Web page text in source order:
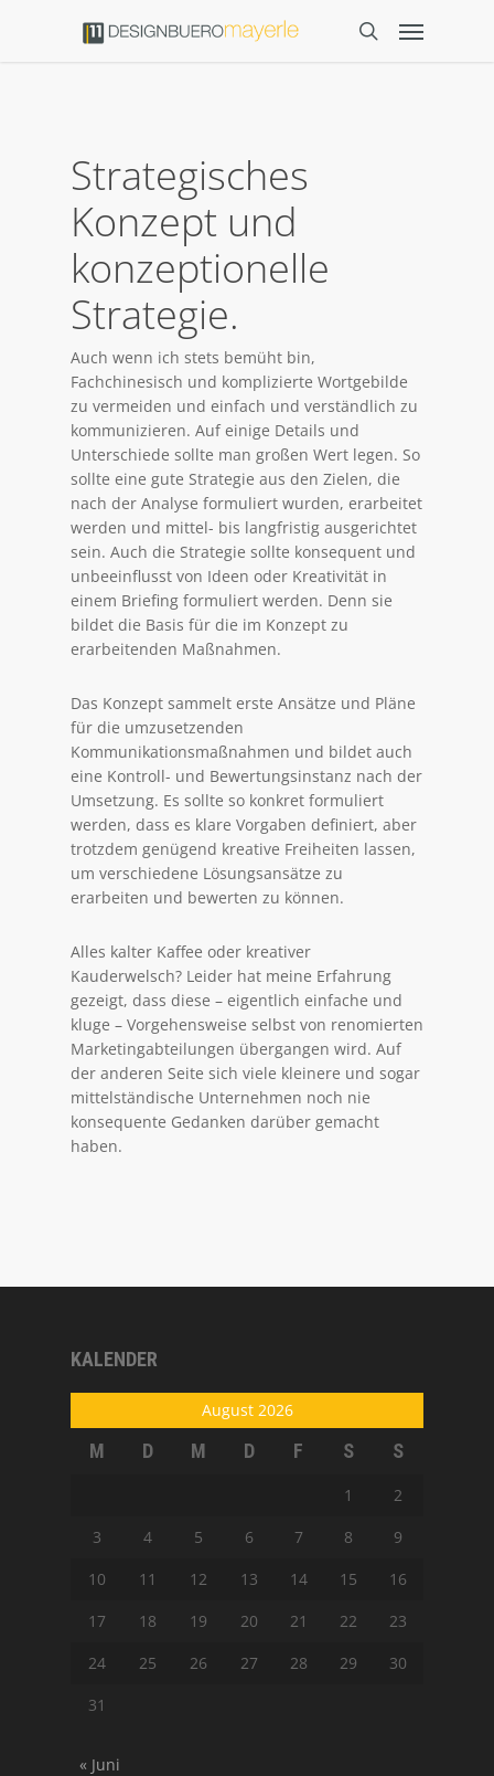
Strategisches
Konzept und
konzeptionelle
Strategie.
Auch wenn ich stets bemüht bin,
Fachchinesisch und komplizierte Wortgebilde
zu vermeiden und einfach und verständlich zu
kommunizieren. Auf einige Details und
Unterschiede sollte man großen Wert legen. So
sollte eine gute Strategie aus den Zielen, die
nach der Analyse formuliert wurden, erarbeitet
werden und mittel- bis langfristig ausgerichtet
sein. Auch die Strategie sollte konsequent und
unbeeinflusst von Ideen oder Kreativität in
einem Briefing formuliert werden. Denn sie
bildet die Basis für die im Konzept zu
erarbeitenden Maßnahmen.
Das Konzept sammelt erste Ansätze und Pläne
für die umzusetzenden
Kommunikationsmaßnahmen und bildet auch
eine Kontroll- und Bewertungsinstanz nach der
Umsetzung. Es sollte so konkret formuliert
werden, dass es klare Vorgaben definiert, aber
trotzdem genügend kreative Freiheiten lassen,
um verschiedene Lösungsansätze zu
erarbeiten und bewerten zu können.
Alles kalter Kaffee oder kreativer
Kauderwelsch? Leider hat meine Erfahrung
gezeigt, dass diese – eigentlich einfache und
kluge – Vorgehensweise selbst von renomierten
Marketingabteilungen übergangen wird. Auf
der anderen Seite sich viele kleinere und sogar
mittelständische Unternehmen noch nie
konsequente Gedanken darüber gemacht
haben.
KALENDER
August 2026
M D M D F S S
1
2
3
4 5 6 7 8
9
10
11 12 13 14 15
16
17
18 19 20 21 22
23
24
25 26 27 28 29
30
31
« Juni